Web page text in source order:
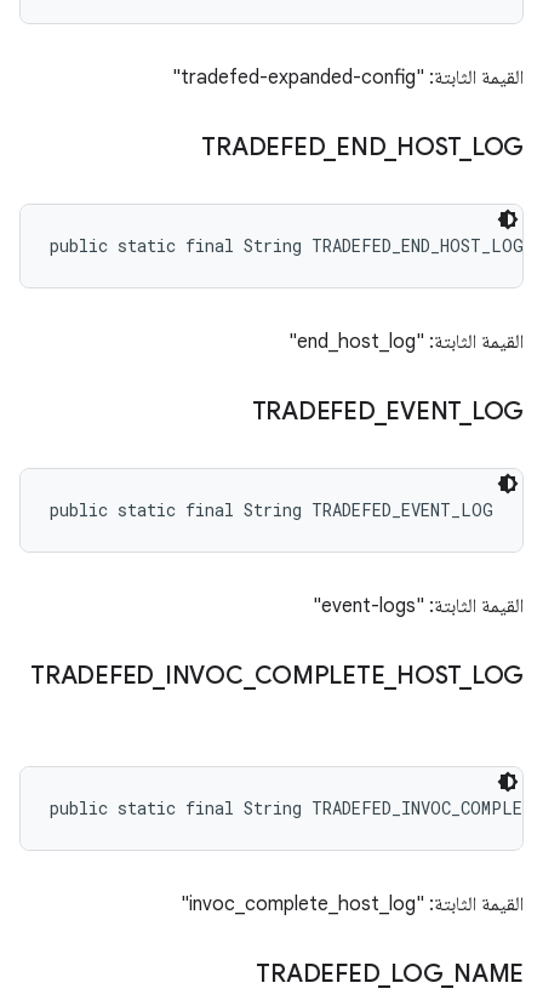
القيمة الثابتة: "tradefed-expanded-config"
TRADEFED_ END_ HOST_ LOG
public static final String TRADEFED_END_HOST_LOG
القيمة الثابتة: "end_host_log"
TRADEFED_ EVENT_ LOG
public static final String TRADEFED_EVENT_LOG
القيمة الثابتة: "event-logs"
TRADEFED INVOC COMPLETE HOST_ LOG
public static final String
القيمة الثابتة: "invoc_complete_host_log"
TRADEFED_ LOG_ NAME